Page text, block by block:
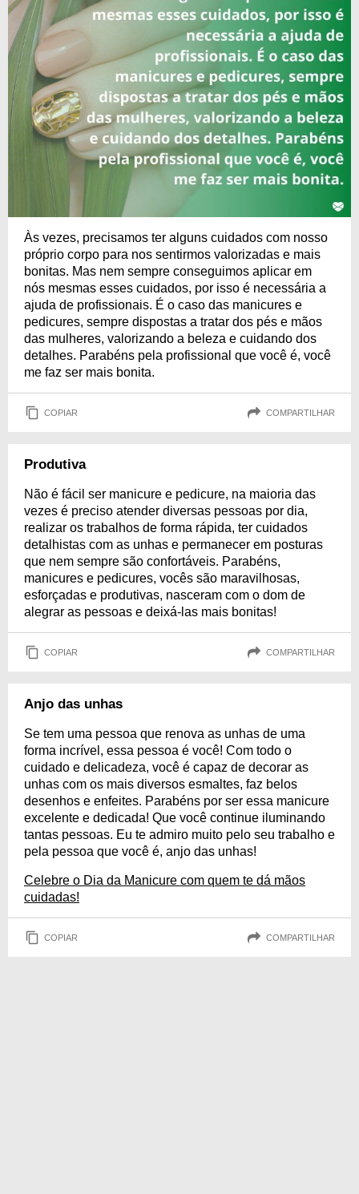
Às vezes, precisamos ter alguns cuidados com nosso
próprio corpo para nos sentirmos valorizadas e mais
bonitas. Mas nem sempre conseguimos aplicar em
nós mesmas esses cuidados, por isso é necessária a
ajuda de profissionais. É o caso das manicures e
pedicures, sempre dispostas a tratar dos pés e mãos
das mulheres, valorizando a beleza e cuidando dos
detalhes. Parabéns pela profissional que você é, você
me faz ser mais bonita.
COPIAR COMPARTILHAR
Produtiva
Não é fácil ser manicure e pedicure, na maioria das
vezes é preciso atender diversas pessoas por dia,
realizar os trabalhos de forma rápida, ter cuidados
detalhistas com as unhas e permanecer em posturas
que nem sempre são confortáveis. Parabéns,
manicures e pedicures, vocês são maravilhosas,
esforçadas e produtivas, nasceram com o dom de
alegrar as pessoas e deixá-las mais bonitas!
COPIAR COMPARTILHAR
Anjo das unhas
Se tem uma pessoa que renova as unhas de uma
forma incrível, essa pessoa é você! Com todo o
cuidado e delicadeza, você é capaz de decorar as
unhas com os mais diversos esmaltes, faz belos
desenhos e enfeites. Parabéns por ser essa manicure
excelente e dedicada! Que você continue iluminando
tantas pessoas. Eu te admiro muito pelo seu trabalho e
pela pessoa que você é, anjo das unhas!
Celebre o Dia da Manicure com quem te dá mãos
cuidadas!
COPIAR COMPARTILHAR